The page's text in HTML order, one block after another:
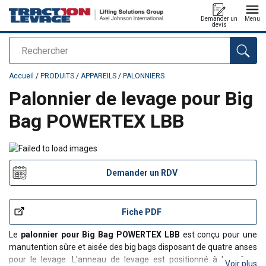
Rechercher
Demander un
devis
Menu
Ajouté au panier
Accueil / PRODUITS / APPAREILS / PALONNIERS
Palonnier de levage pour Big
Bag POWERTEX LBB
Demander un RDV
Fiche PDF
Le palonnier pour Big Bag POWERTEX LBB est conçu pour une
manutention sûre et aisée des big bags disposant de quatre anses
pour le levage. L'anneau de levage est positionné à la même
Voir plus